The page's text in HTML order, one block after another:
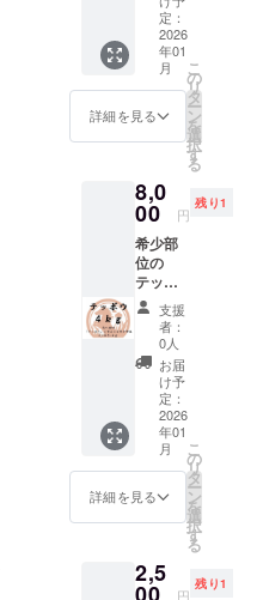
届けの
リター
ンに貼
付され
たラベ
ルや注
さい。
異なる
ため、
リター
ンに
よって
パック
数が異
なりま
原材料
及び添
加物等
の食品
表示は
お届け
商品の
ラベル
に表記
されま
す。 商
品開封
前には
必ずお
届けの
リター
ンに貼
意書き
をご確
社キー
シア 補
足 ・一
番美味
しい旬
の馬肉
をお届
けする
お手元
に届く
までお
時間を
頂きま
す。 ・
パック
ごとに
重量が
異なる
ため、
リター
ンに
よって
パック
数が異
なりま
す。 ・
原材料
加物等
の食品
保存方
法：要
冷凍 解
凍方
法：冷
蔵庫で
約１日
お届け
ヤマト
運輸
クール
便（冷
凍） 輸
入、販
売者：
株式会
社キー
シア 補
足 ・一
番美味
しい旬
の馬肉
をお届
けする
ため、
お手元
に届く
時間を
頂きま
ます。
商品
名：遊
牧馬肉
産地：
ル 食べ
方：生
容量：
合計約
１ｋｇ
加工形
状：塊
肉 梱
包：冷
凍真空
パック
保存方
法：要
冷凍 解
凍方
法：冷
蔵庫で
約１日
お届け
方法：
ヤマト
クール
便（冷
日本の
食肉工
場で約
10年加
工経験
スタッ
フが、
包丁を
使い加
工して
おりま
す。 日
本の加
工水準
を守り
馬肉を
加工し
ており
ます。
商品
名：遊
牧馬肉
モンゴ
ル 食べ
食可 内
容量：
ために
特別に
育てた
馬の中
特に状
態の良
て使用
してい
ます。
モンゴ
ルの馬
肉の中
でも最
高品質
の馬肉
をお届
け致し
ます。
【日本
クオリ
ティの
モンゴ
ルの契
日本の
【使用
する厳
選され
た馬】
モンゴ
ル遊牧
ために
特別に
育てた
馬の中
から、
特に状
態の良
い馬を
厳選し
て使用
してい
ます。
モンゴ
ルの馬
肉の中
高品質
の馬肉
ます。
【日本
を合計
約４ｋ
ｇお届
け致し
ます。
数百グ
分け
て、真
空パッ
クで梱
包して
おりま
す。
【部
位】 ホ
ルモン
（小
腸）
【使用
する厳
選され
た馬】
モンゴ
出する
ために
直腸で
テッポ
ウと呼
ばれる
希少部
位で
す。 煮
込み料
いてお
り、下
処理と
して一
度ボイ
ルする
と柔ら
かくな
りま
す。
テッポ
ウを合
計約１
ｋｇお
届け致
しま
す。数
て、真
空パッ
定：
2026
年01
月
詳細を見る
こ
の
リ
タ
ー
ン
を
選
択
す
る
8,0
00 円
残り1
希少部
位の
テッポ
ウセッ
ト テッ
ポウ：
約４ｋ
直腸で
テッポ
ウと呼
ばれる
希少部
位で
す。 煮
込み料
いてお
り、下
支援
者：
0人
お届
け予
定：
2026
年01
月
詳細を見る
こ
の
リ
タ
ー
ン
を
選
択
す
る
2,5
00 円
残り1